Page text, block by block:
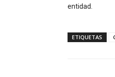
entidad.
ETIQUETAS